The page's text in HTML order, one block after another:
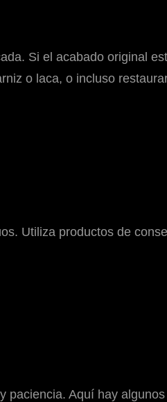
Si el acabado original
o laca, o incluso
Utiliza productos de
Aquí hay